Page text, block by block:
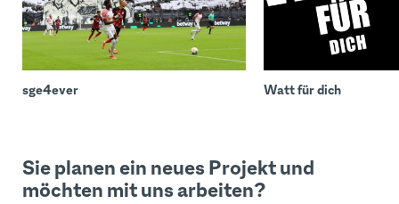
sge4ever Watt für dich
Sie planen ein neues Projekt und
möchten mit uns arbeiten?